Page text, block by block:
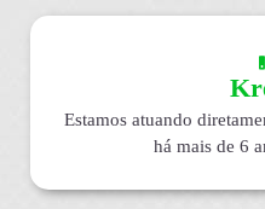
Estamos atuando
há mais de 6